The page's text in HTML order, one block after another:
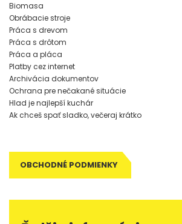
Biomasa
Obrábacie stroje
Práca s drevom
Práca s drôtom
Práca a pláca
Platby cez internet
Archivácia dokumentov
Ochrana pre nečakané situácie
Hlad je najlepší kuchár
Ak chceš spať sladko, večeraj krátko
OBCHODNÉ PODMIENKY